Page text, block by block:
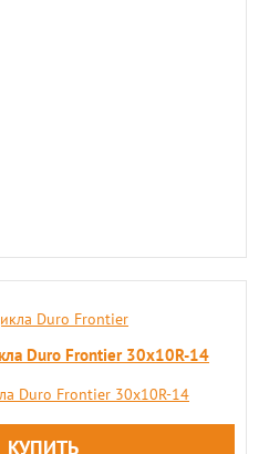
Duro Frontier 30x10R-14
Duro Frontier 30x10R-14